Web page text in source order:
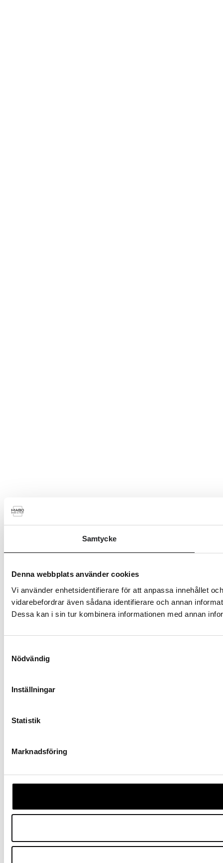
Samtycke
Denna webbplats använder cookies
Vi använder enhetsidentifierare för att anpassa innehållet
vidarebefordrar även sådana identifierare och annan
Dessa kan i sin tur kombinera informationen med annan
Nödvändig
Inställningar
Statistik
Marknadsföring